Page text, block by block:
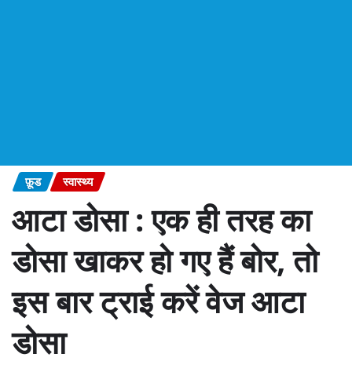
फ़ूड स्वास्थ्य
आटा डोसा : एक ही तरह का
डोसा खाकर हो गए हैं बोर, तो
इस बार ट्राई करें वेज आटा
डोसा